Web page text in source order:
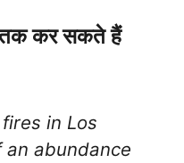
कर सकते हैं
in Los
abundance